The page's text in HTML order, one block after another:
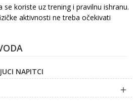
NAPITCI

koriste uz trening i pravilnu ishranu.
aktivnosti ne treba očekivati